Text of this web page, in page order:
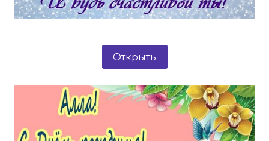
Открыть